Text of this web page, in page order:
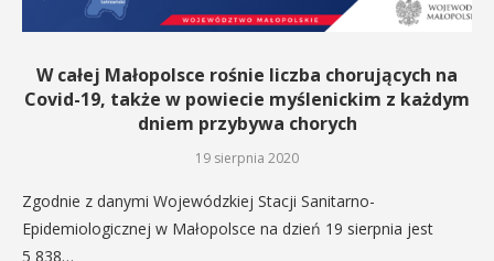
W całej Małopolsce rośnie liczba chorujących na
Covid-19, także w powiecie myślenickim z każdym
dniem przybywa chorych
19 sierpnia 2020
Zgodnie z danymi Wojewódzkiej Stacji Sanitarno-
Epidemiologicznej w Małopolsce na dzień 19 sierpnia jest
5 838…